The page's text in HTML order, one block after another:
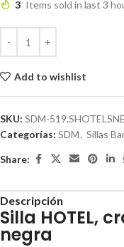
3 Items sold in last 3
Add to wishlist
SKU: SDM-519.SHOTELSNE
Categorías: SDM, Sillas
Share:
Descripción
Silla HOTEL,
negra